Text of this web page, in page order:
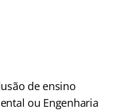
de ensino
ou Engenharia